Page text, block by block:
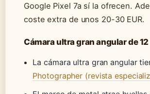
Google Pixel 7a sí la ofrecen.
coste extra de unos 20-30 EUR.
Cámara ultra gran angular de
La cámara ultra gran angular
Photographer (revista